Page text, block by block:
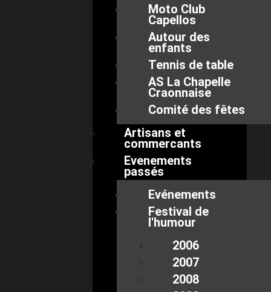
Moto Club
Capellos
Autour des
enfants
Tennis de table
AS La Chapelle
Craonnaise
Comité des fêtes
Artisans et
commercants
Evenements
passés
Evénements
Festival de
l'humour
2006
2007
2008